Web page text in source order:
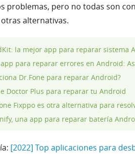
problemas, pero no todas son
alternativas.
la mejor app para reparar sistema
para reparar errores en Android:
Dr.Fone para reparar Android?
Doctor Plus para reparar tu Android
Fixppo es otra alternativa para
una app para reparar batería
[2022] Top aplicaciones para